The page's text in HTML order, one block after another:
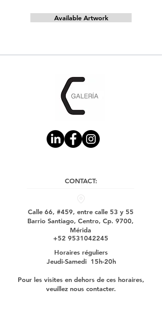
Available Artwork
CONTACT:
Calle 66, #459, entre calle 53 y 55
Barrio Santiago, Centro, Cp. 9700,
Mérida
+52 9531042245
Horaires réguliers
Jeudi-Samedi 15h-20h
Pour les visites en dehors de ces horaires,
veuillez nous contacter.